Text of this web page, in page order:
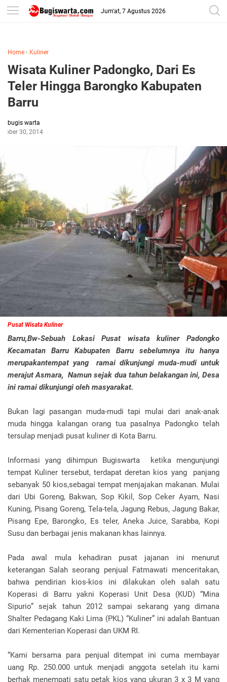
-->
Jum'at, 7 Agustus 2026
Home › Kuliner
Wisata Kuliner Padongko, Dari Es
Teler Hingga Barongko Kabupaten
Barru
bugis warta
30, 2014
Pusat Wisata Kuliner
Barru,Bw-Sebuah Lokasi Pusat wisata kuliner Padongko
Kecamatan Barru Kabupaten Barru sebelumnya itu hanya
merupakantempat yang ramai dikunjungi muda-mudi untuk
merajut Asmara, Namun sejak dua tahun belakangan ini, Desa
ini ramai dikunjungi oleh masyarakat.
Bukan lagi pasangan muda-mudi tapi mulai dari anak-anak
muda hingga kalangan orang tua pasalnya Padongko telah
tersulap menjadi pusat kuliner di Kota Barru.
Informasi yang dihimpun Bugiswarta ketika mengunjungi
tempat Kuliner tersebut, terdapat deretan kios yang panjang
sebanyak 50 kios,sebagai tempat menjajakan makanan. Mulai
dari Ubi Goreng, Bakwan, Sop Kikil, Sop Ceker Ayam, Nasi
Kuning, Pisang Goreng, Tela-tela, Jagung Rebus, Jagung Bakar,
Pisang Epe, Barongko, Es teler, Aneka Juice, Sarabba, Kopi
Susu dan berbagai jenis makanan khas lainnya.
Pada awal mula kehadiran pusat jajanan ini menurut
keterangan Salah seorang penjual Fatmawati menceritakan,
bahwa pendirian kios-kios ini dilakukan oleh salah satu
Koperasi di Barru yakni Koperasi Unit Desa (KUD) “Mina
Sipurio” sejak tahun 2012 sampai sekarang yang dimana
Shalter Pedagang Kaki Lima (PKL) “Kuliner” ini adalah Bantuan
dari Kementerian Koperasi dan UKM RI.
“Kami bersama para penjual ditempat ini cuma membayar
uang Rp. 250.000 untuk menjadi anggota setelah itu kami
berhak menempati satu petak kios yang ukuran 3 x 3 M yang